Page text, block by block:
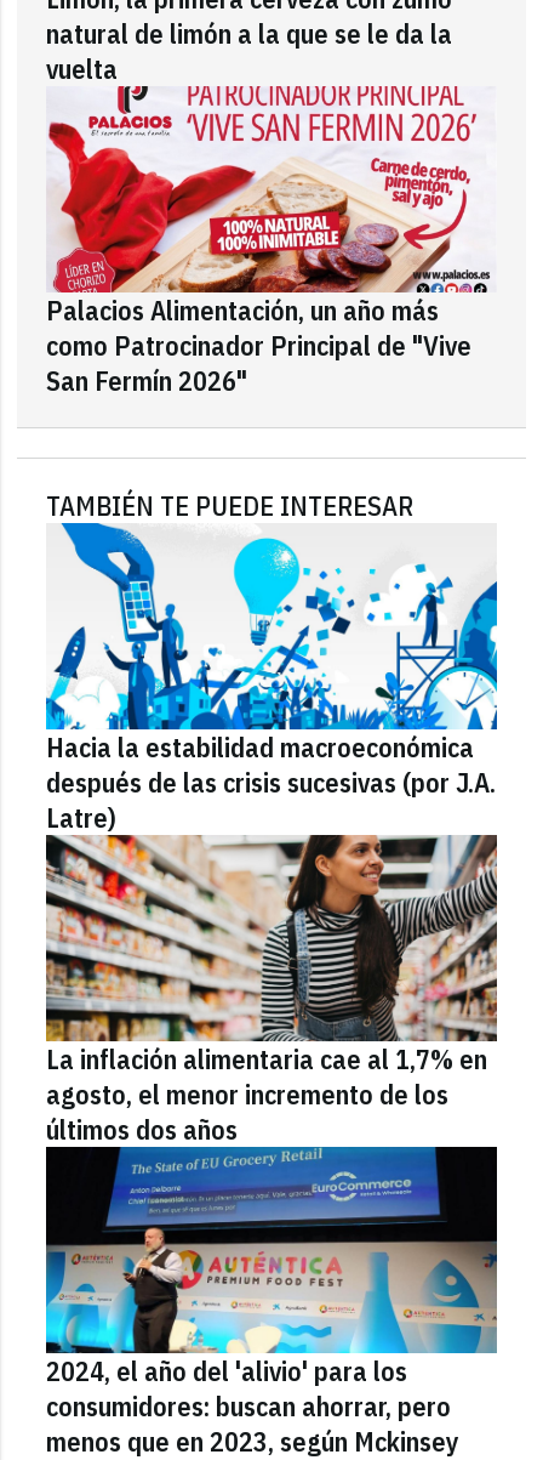
natural de limón a la que se le da la
vuelta
Palacios Alimentación, un año más
como Patrocinador Principal de "Vive
San Fermín 2026"
TAMBIÉN TE PUEDE INTERESAR
Hacia la estabilidad macroeconómica
después de las crisis sucesivas (por J.A.
Latre)
La inflación alimentaria cae al 1,7% en
agosto, el menor incremento de los
últimos dos años
2024, el año del 'alivio' para los
consumidores: buscan ahorrar, pero
menos que en 2023, según Mckinsey